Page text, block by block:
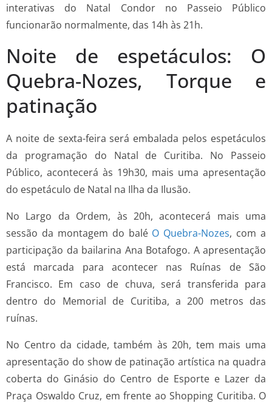
interativas do Natal Condor no Passeio Público
funcionarão normalmente, das 14h às 21h.
Noite de espetáculos: O
Quebra-Nozes, Torque e
patinação
A noite de sexta-feira será embalada pelos espetáculos
da programação do Natal de Curitiba. No Passeio
Público, acontecerá às 19h30, mais uma apresentação
do espetáculo de Natal na Ilha da Ilusão.
No Largo da Ordem, às 20h, acontecerá mais uma
sessão da montagem do balé O Quebra-Nozes, com a
participação da bailarina Ana Botafogo. A apresentação
está marcada para acontecer nas Ruínas de São
Francisco. Em caso de chuva, será transferida para
dentro do Memorial de Curitiba, a 200 metros das
ruínas.
No Centro da cidade, também às 20h, tem mais uma
apresentação do show de patinação artística na quadra
coberta do Ginásio do Centro de Esporte e Lazer da
Praça Oswaldo Cruz, em frente ao Shopping Curitiba. O